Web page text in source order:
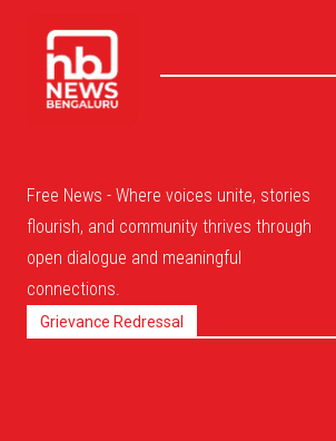
Free News - Where voices unite, stories
flourish, and community thrives through
open dialogue and meaningful
connections.
Grievance Redressal